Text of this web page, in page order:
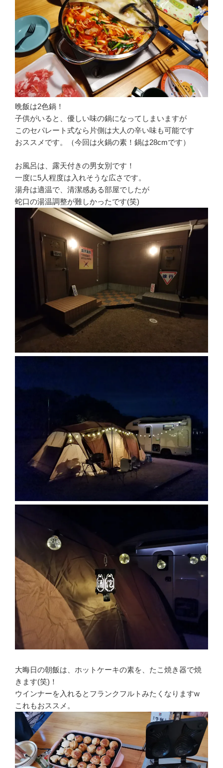
晩飯は2色鍋！
子供がいると、優しい味の鍋になってしまいますが
このセパレート式なら片側は大人の辛い味も可能です
おススメです。（今回は火鍋の素！鍋は28cmです）
お風呂は、露天付きの男女別です！
一度に5人程度は入れそうな広さです。
湯舟は適温で、清潔感ある部屋でしたが
蛇口の湯温調整が難しかったです(笑)
大晦日の朝飯は、ホットケーキの素を、たこ焼き器で焼
きます(笑)！
ウインナーを入れるとフランクフルトみたくなりますw
これもおススメ。